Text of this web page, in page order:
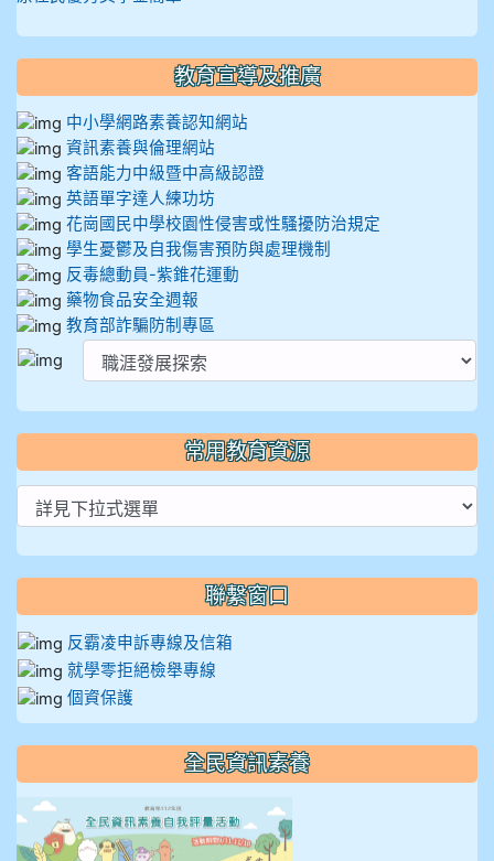
教育宣導及推廣
中小學網路素養認知網站
資訊素養與倫理網站
客語能力中級暨中高級認證
英語單字達人練功坊
花崗國民中學校園性侵害或性騷擾防治規定
學生憂鬱及自我傷害預防與處理機制
反毒總動員-紫錐花運動
藥物食品安全週報
教育部詐騙防制專區
常用教育資源
聯繫窗口
反霸凌申訴專線及信箱
就學零拒絕檢舉專線
個資保護
全民資訊素養